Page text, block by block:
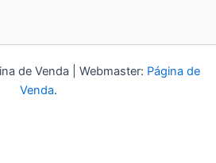
de Venda | Webmaster: Página de
Venda.